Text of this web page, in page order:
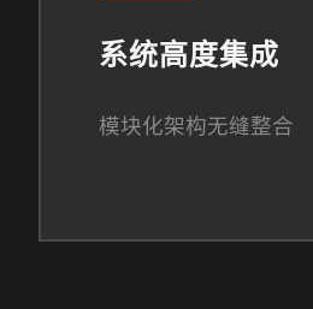
系统高度集成
模块化架构无缝整合